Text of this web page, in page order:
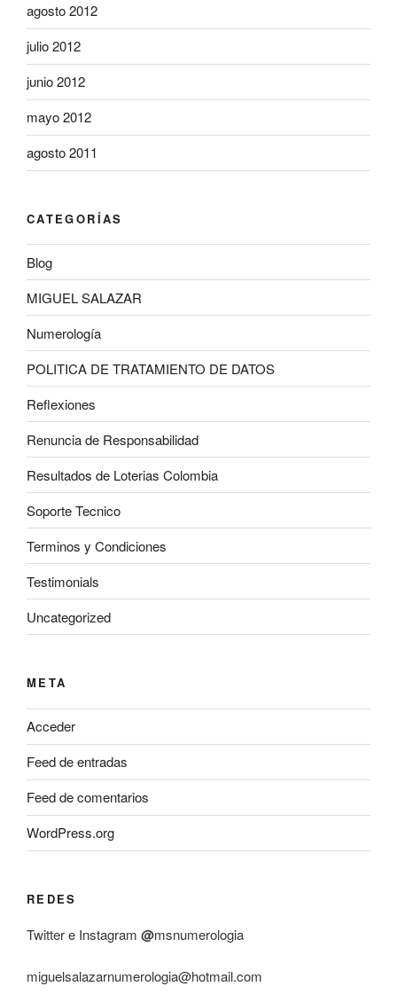
agosto 2012
julio 2012
junio 2012
mayo 2012
agosto 2011
CATEGORÍAS
Blog
MIGUEL SALAZAR
Numerología
POLITICA DE TRATAMIENTO DE DATOS
Reflexiones
Renuncia de Responsabilidad
Resultados de Loterias Colombia
Soporte Tecnico
Terminos y Condiciones
Testimonials
Uncategorized
META
Acceder
Feed de entradas
Feed de comentarios
WordPress.org
REDES
Twitter e Instagram @msnumerologia
miguelsalazarnumerologia@hotmail.com